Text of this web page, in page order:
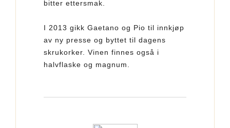
bitter ettersmak.
I 2013 gikk Gaetano og Pio til innkjøp
av ny presse og byttet til dagens
skrukorker. Vinen finnes også i
halvflaske og magnum.